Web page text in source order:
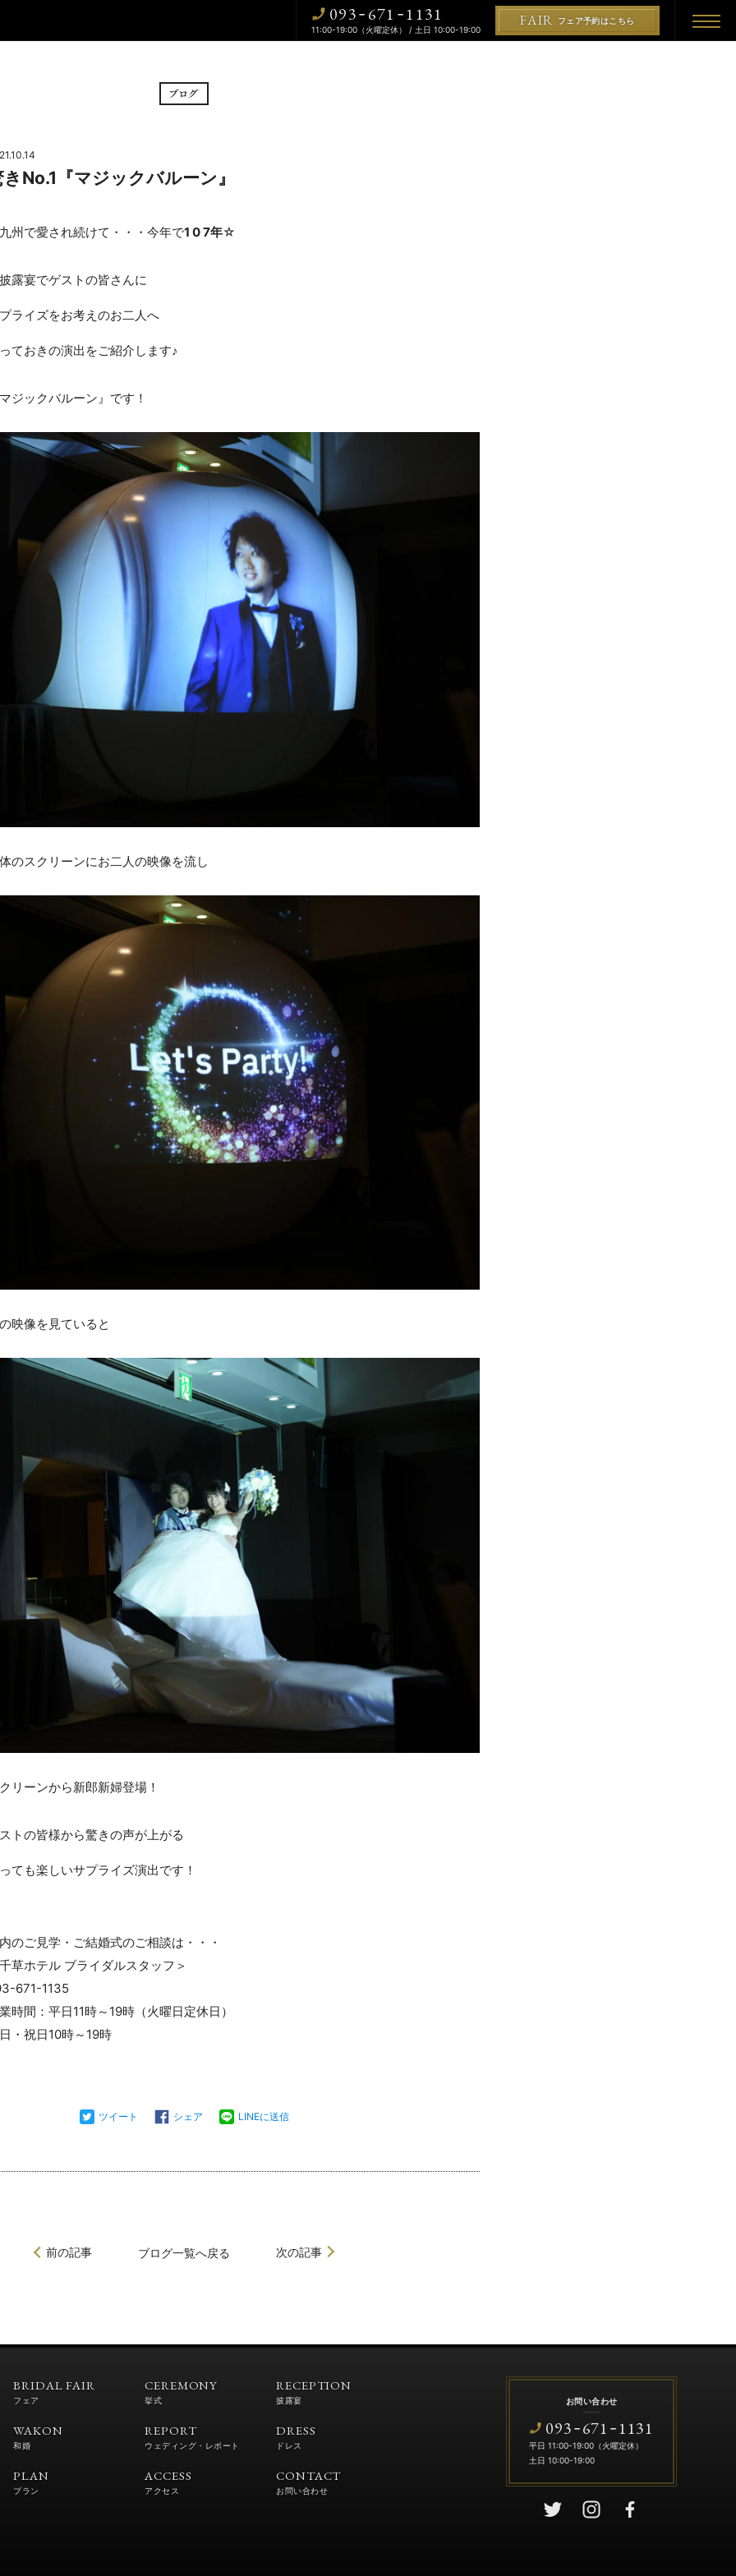
093- 671 -1131
11:00-19:00（火曜定休） / 土日 10:00-19:00
FAIR フェア予約はこちら
BRIDAL FAIR
CUISINE
きNo.1『マジックバルーン』
州で愛され続けて・・・今年で1 0 7年☆
露宴でゲストの皆さんに
ライズをお考えのお二人へ
ておきの演出をご紹介します♪
ジックバルーン』です！
のスクリーンにお二人の映像を流し
映像を見ていると
リーンから新郎新婦登場！
トの皆様から驚きの声が上がる
ても楽しいサプライズ演出です！
のご見学・ご結婚式のご相談は・・・
草ホテル ブライダルスタッフ＞
671-1135
時間：平日11時～19時（火曜日定休日）
・祝日10時～19時
ツイート シェア LINEに送信
前の記事 ブログ一覧へ戻る 次の記事
BRIDAL FAIR
フェア
CEREMONY
挙式
RECEPTION
披露宴
WAKON
和婚
REPORT
ウェディング・レポート
DRESS
ドレス
PLAN
プラン
ACCESS
アクセス
CONTACT
お問い合わせ
お問い合わせ
093-671 -1131
平日 11:00-19:00（火曜定休）
土日 10:00-19:00